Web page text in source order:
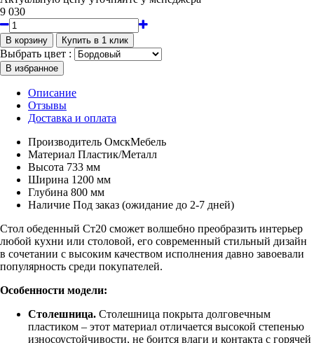
9 030
Выбрать цвет :
Описание
Отзывы
Доставка и оплата
Производитель ОмскМебель
Материал Пластик/Металл
Высота 733 мм
Ширина 1200 мм
Глубина 800 мм
Наличие Под заказ (ожидание до 2-7 дней)
Стол обеденный Ст20 сможет волшебно преобразить интерьер
любой кухни или столовой, его современный стильный дизайн
в сочетании с высоким качеством исполнения давно завоевали
популярность среди покупателей.
Особенности модели:
Столешница. Столешница покрыта долговечным
пластиком – этот материал отличается высокой степенью
износоустойчивости, не боится влаги и контакта с горячей